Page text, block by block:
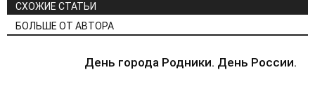
СХОЖИЕ СТАТЬИ
БОЛЬШЕ ОТ АВТОРА
День города Родники. День России.